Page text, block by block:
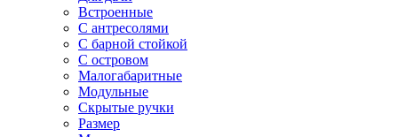
Встроенные
С антресолями
С барной стойкой
С островом
Малогабаритные
Модульные
Скрытые ручки
Размер